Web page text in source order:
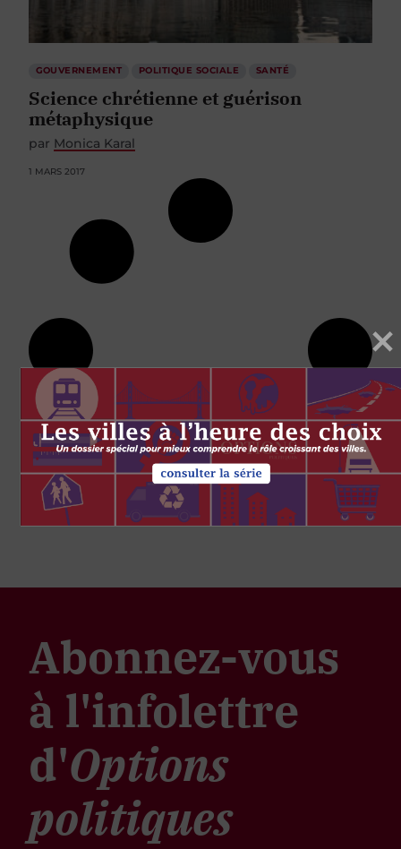
GOUVERNEMENT POLITIQUE SOCIALE SANTÉ
Science chrétienne et guérison
métaphysique
par Monica Karal
1 MARS 2017
Abonnez-vous
à l'infolettre
d'Options
politiques